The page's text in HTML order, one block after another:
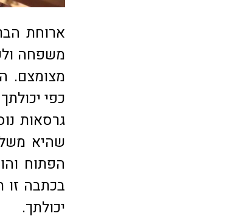
ארוחת
משפחה
מצומצם.
כפי
גרסאות
שהיא
הפתוח
בכתבה זו
יכולתך.